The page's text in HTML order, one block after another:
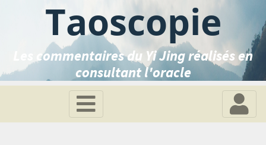
Taoscopie
Les commentaires du Yi Jing réalisés en
consultant l'oracle